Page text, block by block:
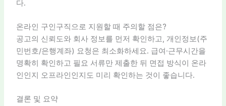
다.
온라인 구인구직으로 지원할 때 주의할 점은?
공고의 신뢰도와 회사 정보를 먼저 확인하고, 개인정보(주
민번호/은행계좌) 요청은 최소화하세요. 급여·근무시간을
명확히 확인하고 필요 서류만 제출한 뒤 면접 방식이 온라
인인지 오프라인인지도 미리 확인하는 것이 좋습니다.
결론 및 요약